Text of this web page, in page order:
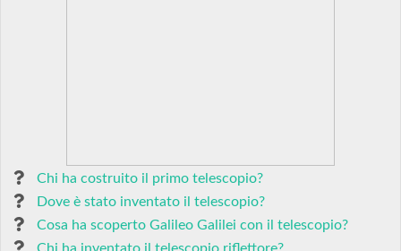
Chi ha costruito il primo telescopio?
Dove è stato inventato il telescopio?
Cosa ha scoperto Galileo Galilei con il telescopio?